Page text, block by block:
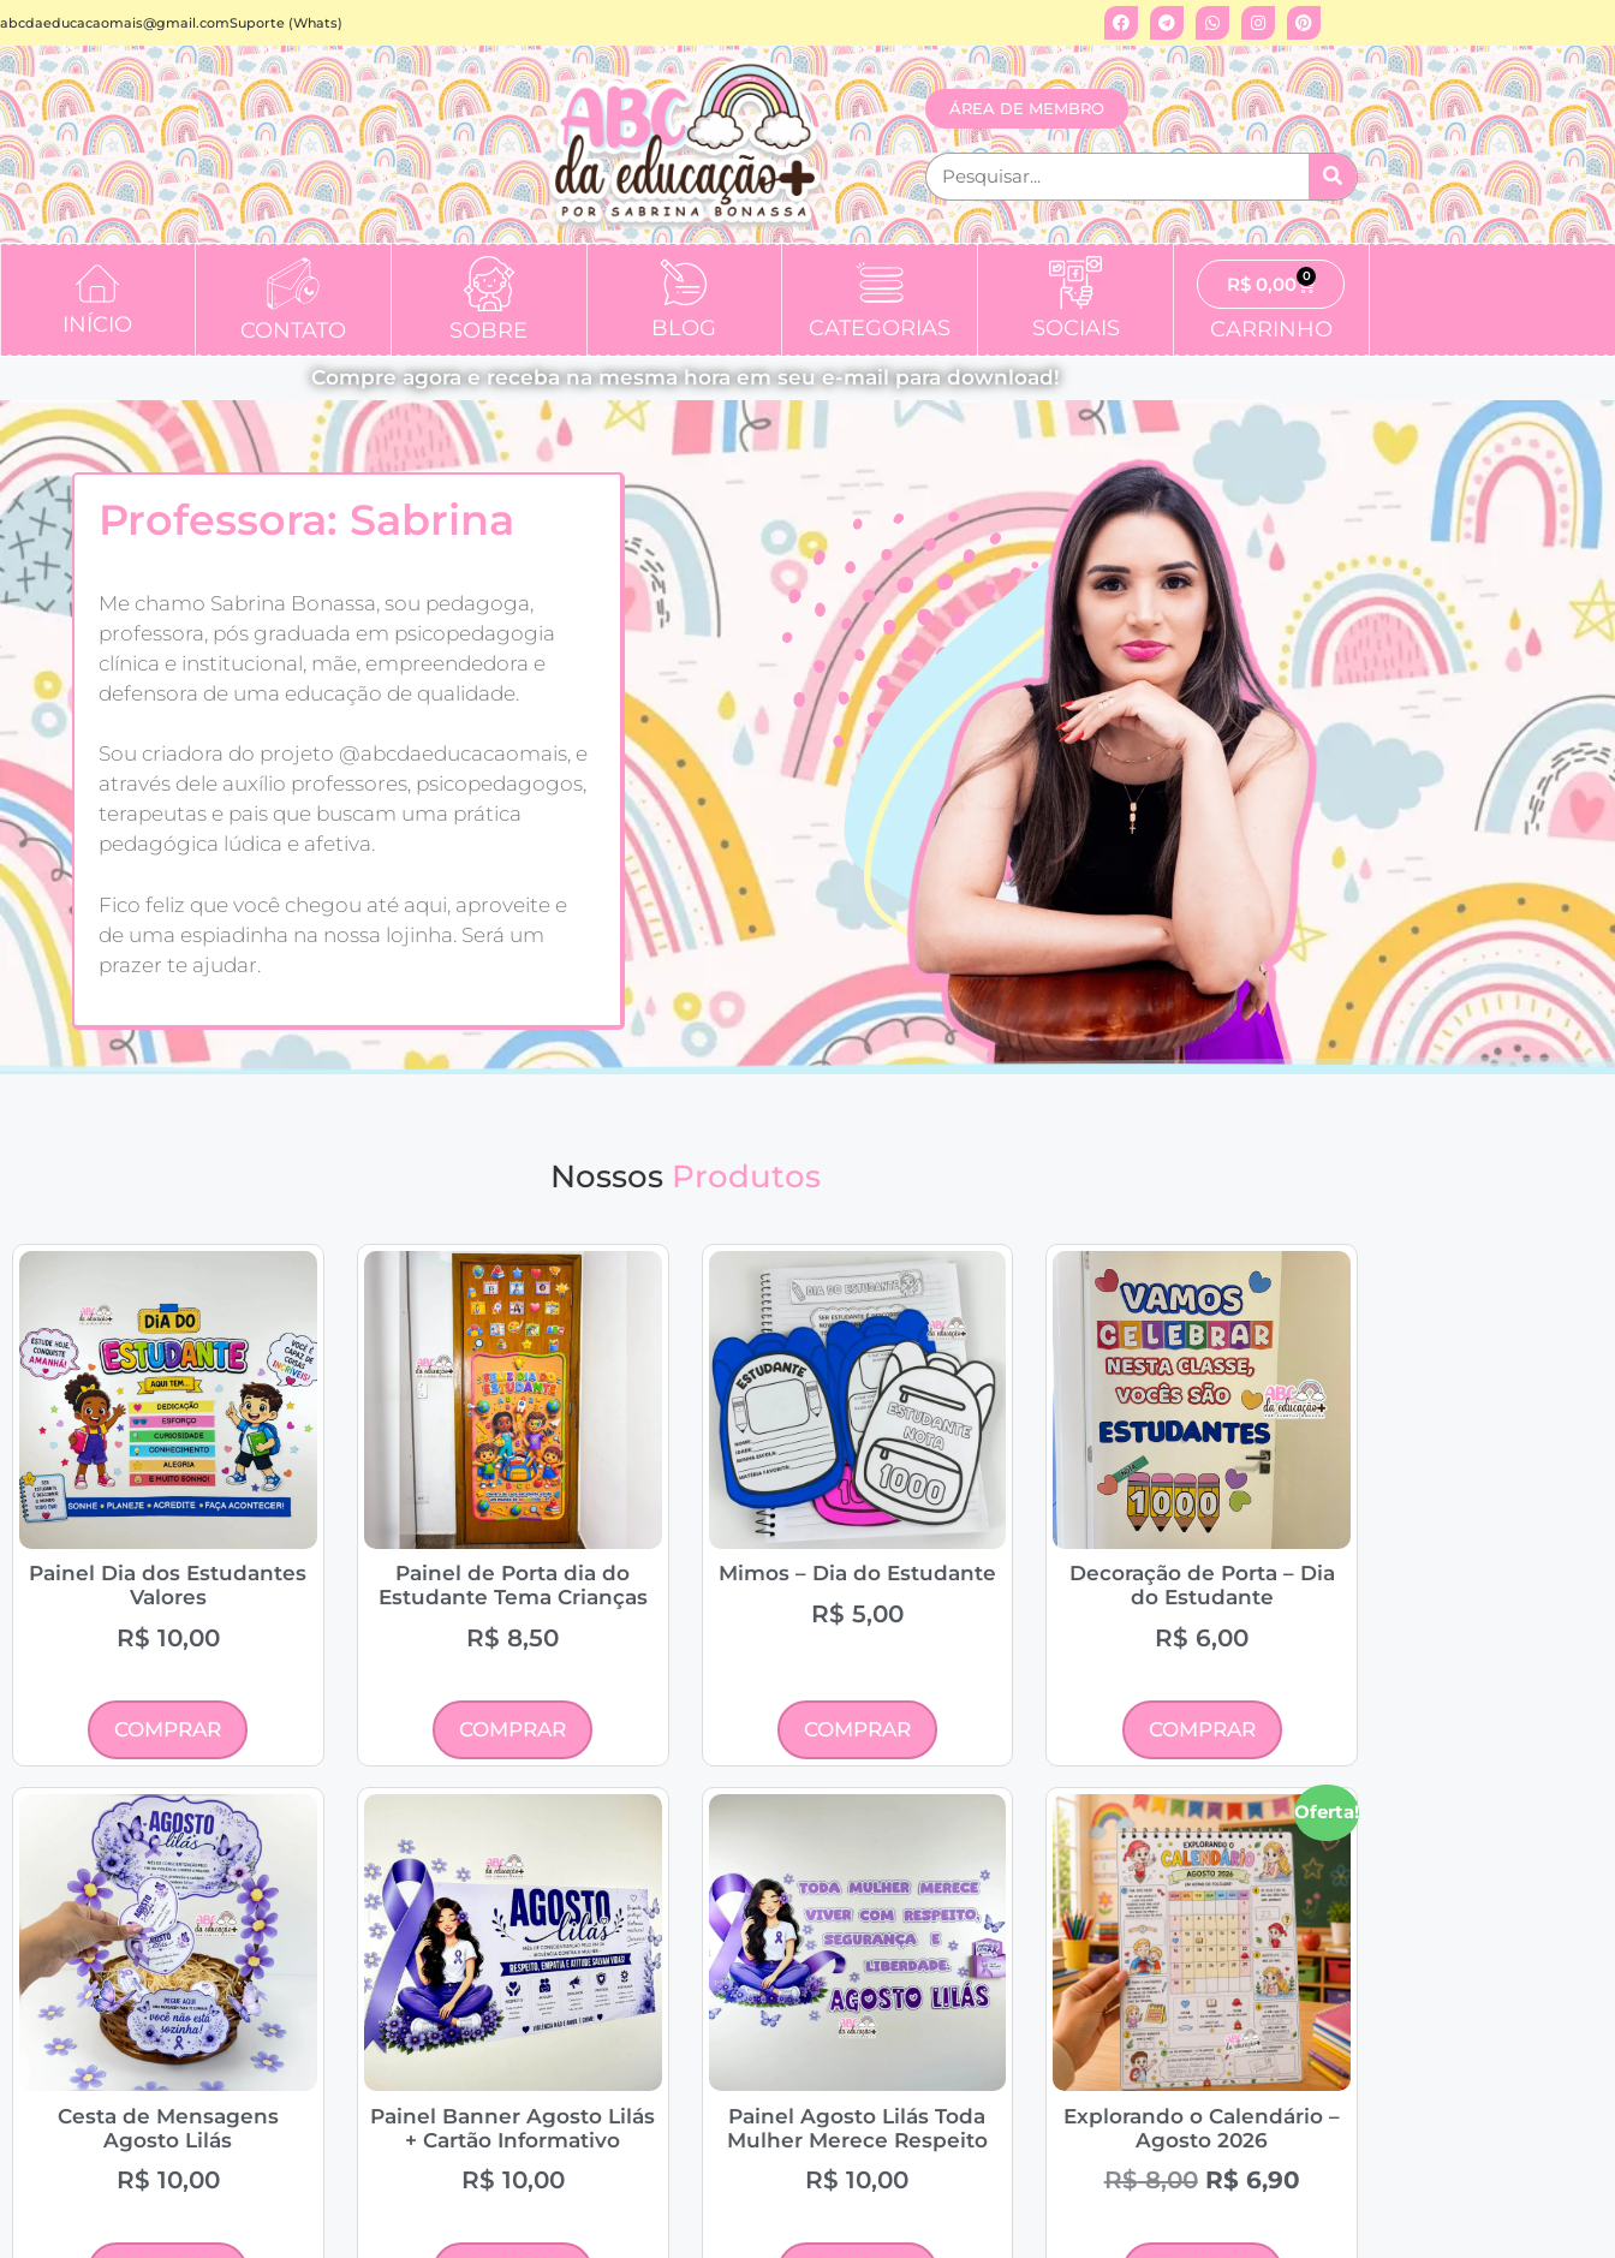
abcdaeducacaomais@gmail.comSuporte (Whats)
ÁREA DE MEMBRO
INÍCIO CONTATO SOBRE BLOG CATEGORIAS SOCIAIS
R$ 0,00 0
CARRINHO
Compre agora e receba na mesma hora em seu e-mail para download!
Professora: Sabrina
Me chamo Sabrina Bonassa, sou pedagoga,
professora, pós graduada em psicopedagogia
clínica e institucional, mãe, empreendedora e
defensora de uma educação de qualidade.
Sou criadora do projeto @abcdaeducacaomais, e
através dele auxílio professores, psicopedagogos,
terapeutas e pais que buscam uma prática
pedagógica lúdica e afetiva.
Fico feliz que você chegou até aqui, aproveite e
de uma espiadinha na nossa lojinha. Será um
prazer te ajudar.
Nossos Produtos
Painel Dia dos Estudantes
Valores
R$ 10,00
COMPRAR
Painel de Porta dia do
Estudante Tema Crianças
R$ 8,50
COMPRAR
Mimos – Dia do Estudante
R$ 5,00
COMPRAR
Decoração de Porta – Dia
do Estudante
R$ 6,00
COMPRAR
Cesta de Mensagens
Agosto Lilás
R$ 10,00
Painel Banner Agosto Lilás
+ Cartão Informativo
R$ 10,00
Painel Agosto Lilás Toda
Mulher Merece Respeito
R$ 10,00
Oferta!
Explorando o Calendário –
Agosto 2026
R$8,00 R$6,90